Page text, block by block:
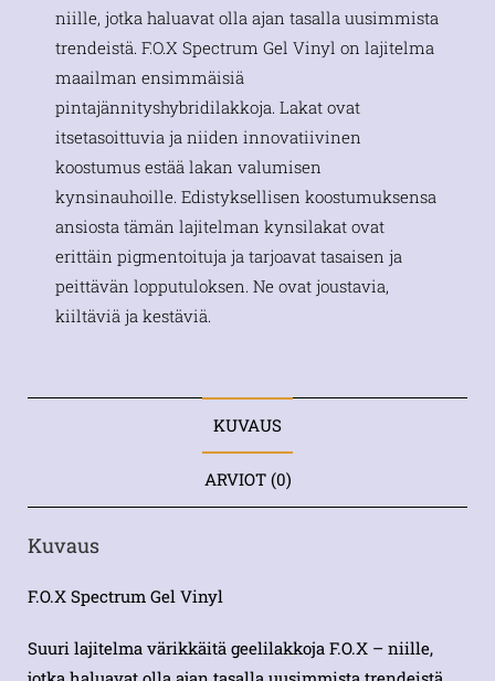
niille, jotka haluavat olla ajan tasalla uusimmista
trendeistä. F.O.X Spectrum Gel Vinyl on lajitelma
maailman ensimmäisiä
pintajännityshybridilakkoja. Lakat ovat
itsetasoittuvia ja niiden innovatiivinen
koostumus estää lakan valumisen
kynsinauhoille. Edistyksellisen koostumuksensa
ansiosta tämän lajitelman kynsilakat ovat
erittäin pigmentoituja ja tarjoavat tasaisen ja
peittävän lopputuloksen. Ne ovat joustavia,
kiiltäviä ja kestäviä.
KUVAUS
ARVIOT (0)
Kuvaus
F.O.X Spectrum Gel Vinyl
Suuri lajitelma värikkäitä geelilakkoja F.O.X – niille,